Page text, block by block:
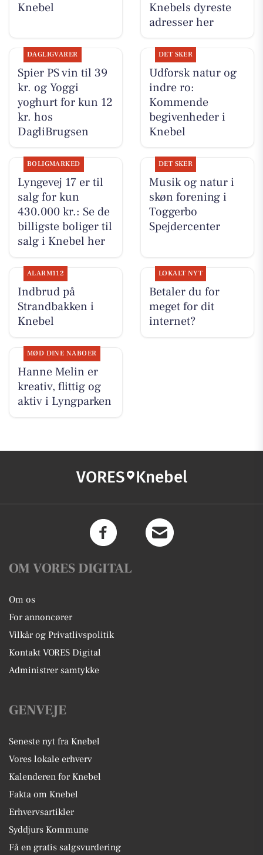
Knebel
Knebels dyreste
adresser her
DAGLIGVARER
Spier PS vin til 39
kr. og Yoggi
yoghurt for kun 12
kr. hos
DagliBrugsen
DET SKER
Udforsk natur og
indre ro:
Kommende
begivenheder i
Knebel
BOLIGMARKED
Lyngevej 17 er til
salg for kun
430.000 kr.: Se de
billigste boliger til
salg i Knebel her
DET SKER
Musik og natur i
skøn forening i
Toggerbo
Spejdercenter
ALARM112
Indbrud på
Strandbakken i
Knebel
LOKALT NYT
Betaler du for
meget for dit
internet?
MØD DINE NABOER
Hanne Melin er
kreativ, flittig og
aktiv i Lyngparken
VORES Knebel
OM VORES DIGITAL
Om os
For annoncører
Vilkår og Privatlivspolitik
Kontakt VORES Digital
Administrer samtykke
GENVEJE
Seneste nyt fra Knebel
Vores lokale erhverv
Kalenderen for Knebel
Fakta om Knebel
Erhvervsartikler
Syddjurs Kommune
Få en gratis salgsvurdering